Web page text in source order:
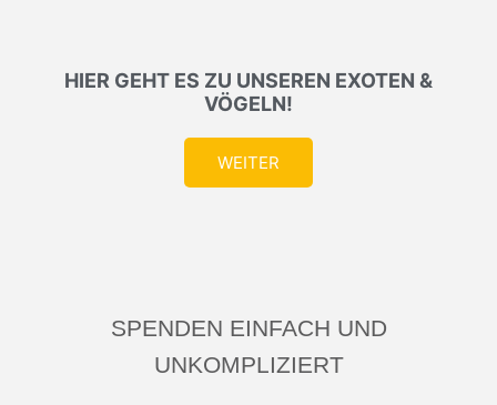
HIER GEHT ES ZU UNSEREN EXOTEN &
VÖGELN!
WEITER
SPENDEN EINFACH UND
UNKOMPLIZIERT